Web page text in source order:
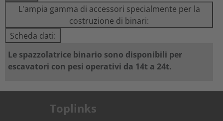
L'ampia gamma di accessori specialmente per la
costruzione di binari:
Scheda dati:
Le spazzolatrice binario sono disponibili per
escavatori con pesi operativi da 14t a 24t.
Toplinks